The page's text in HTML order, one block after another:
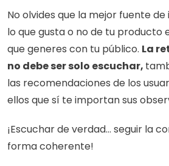
No olvides que la mejor fuente
lo que gusta o no de tu producto
que generes con tu público. La
no debe ser solo escuchar,
las recomendaciones de los
ellos que sí te importan sus
¡Escuchar de verdad… seguir la
forma coherente!